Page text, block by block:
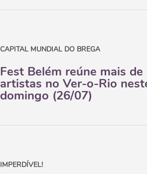
CAPITAL MUNDIAL DO BREGA
Fest Belém reúne mais de
artistas no Ver-o-Rio
domingo (26/07)
IMPERDÍVEL!